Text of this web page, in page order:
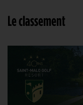
Le classement